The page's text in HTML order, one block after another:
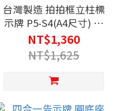
台灣製造 拍拍框立柱標
示牌 P5-S4(A4尺寸) 另
有彎管款 餐廳 廣告 海
報 公告 店門口 宣傳
NT$1,360
NT$1,625